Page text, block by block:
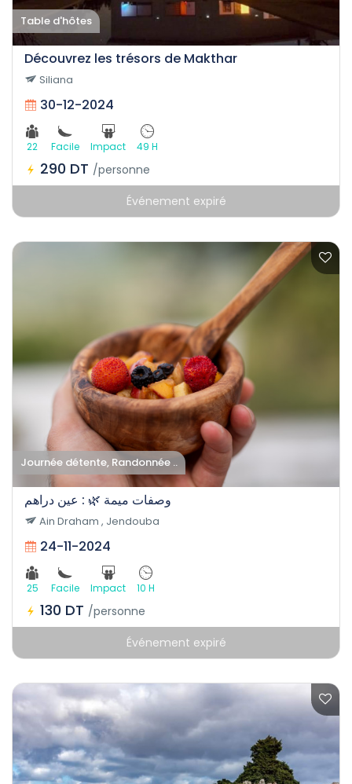
Table d'hôtes
Découvrez les trésors de Makthar
Siliana
30-12-2024
22 Facile Impact 49 H
290 DT /personne
Événement expiré
Journée détente, Randonnée ..
وصفات ميمة 🌿 : عين دراهم
Ain Draham , Jendouba
24-11-2024
25 Facile Impact 10 H
130 DT /personne
Événement expiré